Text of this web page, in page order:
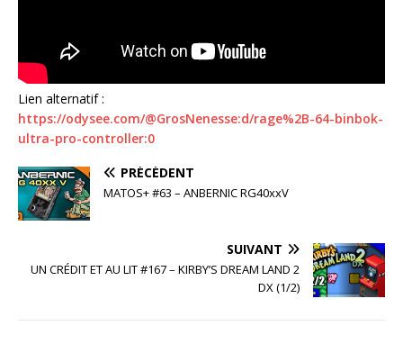
Lien alternatif :
https://odysee.com/@GrosNenesse:d/rage%2B-64-binbok-
ultra-pro-controller:0
PRÉCÉDENT
MATOS+ #63 – ANBERNIC RG40xxV
SUIVANT
UN CRÉDIT ET AU LIT #167 – KIRBY’S DREAM LAND 2
DX (1/2)